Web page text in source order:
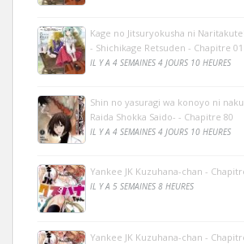
Kage no Jitsuryokusha ni
- Shichikage Retsuden - Chapitre 01
IL Y A 4 SEMAINES 4 JOURS 10 HEURES
Shin no yasuragi wa konoyo ni
Raida Shokka Saido- - Chapitre 80
IL Y A 4 SEMAINES 4 JOURS 10 HEURES
Yankee JK Kuzuhana-chan -
IL Y A 5 SEMAINES 8 HEURES
Yankee JK Kuzuhana-chan -